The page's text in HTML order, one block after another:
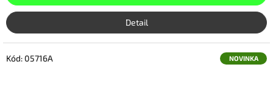
Detail
NOVINKA
Kód:05716A